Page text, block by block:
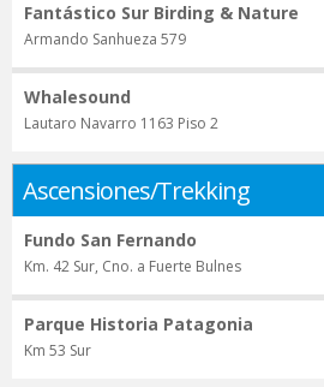
Fantástico Sur Birding & Nature
Armando Sanhueza 579
Whalesound
Lautaro Navarro 1163 Piso 2
Ascensiones/Trekking
Fundo San Fernando
Km. 42 Sur, Cno. a Fuerte Bulnes
Parque Historia Patagonia
Km 53 Sur